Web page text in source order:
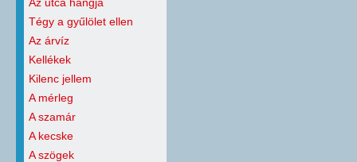
Tégy a gyűlölet ellen
Az árvíz
Kellékek
Kilenc jellem
A mérleg
A szamár
A kecske
A szögek